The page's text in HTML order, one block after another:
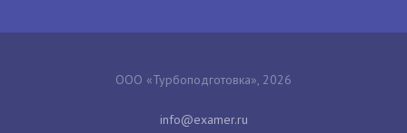
ООО «Турбоподготовка», 2026